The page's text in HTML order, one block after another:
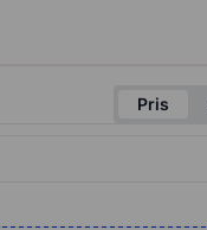
Pris